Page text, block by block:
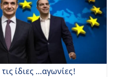
ίδιες …αγωνίες!